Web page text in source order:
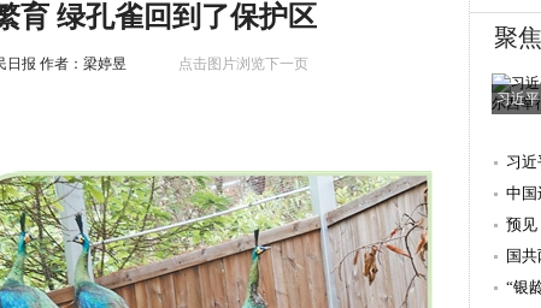
育 绿孔雀回到了保护区
日报 作者：梁婷昱 点击图片浏览下一页
聚
习近
习
中国
预见
国
“银